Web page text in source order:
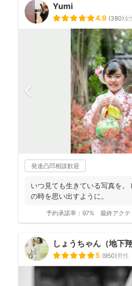
Yumi
4.9 (380)女
発達凸凹相談歓迎
いつ見ても生きている写真を。
の時を思い出すように。
予約承諾率： 97% 最終アクテ
しょうちゃん（地下
5 (950)男性